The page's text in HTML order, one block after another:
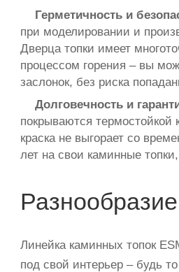
Герметичность и
при моделировании и
Дверца топки имеет
процессом горения – вы
заслонок, без риска
Долговечность и
покрываются
краска не выгорает со
лет на свои каминные
Линейка каминных топок
под свой интерьер – будь